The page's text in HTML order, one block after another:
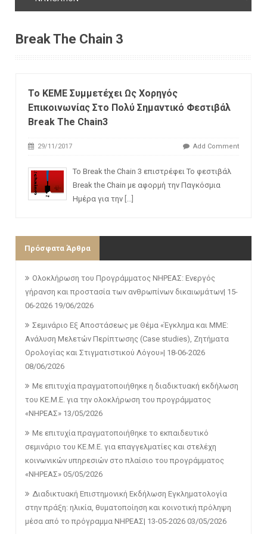
Break The Chain 3
Το ΚΕΜΕ Συμμετέχει Ως Χορηγός
Επικοινωνίας Στο Πολύ Σημαντικό Φεστιβάλ
Break The Chain3
29/11/2017 Add Comment
Το Break the Chain 3 επιστρέφει Το φεστιβάλ
Break the Chain με αφορμή την Παγκόσμια
Ημέρα για την [...]
Πρόσφατα Άρθρα
Ολοκλήρωση του Προγράμματος ΝΗΡΕΑΣ: Ενεργός
γήρανση και προστασία των ανθρωπίνων δικαιωμάτων| 15-
06-2026 19/06/2026
Σεμινάριο Εξ Αποστάσεως με Θέμα «Έγκλημα και ΜΜΕ:
Ανάλυση Μελετών Περίπτωσης (Case studies), Ζητήματα
Ορολογίας και Στιγματιστικού Λόγου»| 18-06-2026
08/06/2026
Με επιτυχία πραγματοποιήθηκε η διαδικτυακή εκδήλωση
του ΚΕ.Μ.Ε. για την ολοκλήρωση του προγράμματος
«ΝΗΡΕΑΣ» 13/05/2026
Με επιτυχία πραγματοποιήθηκε το εκπαιδευτικό
σεμινάριο του ΚΕ.Μ.Ε. για επαγγελματίες και στελέχη
κοινωνικών υπηρεσιών στο πλαίσιο του προγράμματος
«ΝΗΡΕΑΣ» 05/05/2026
Διαδικτυακή Επιστημονική Εκδήλωση Εγκληματολογία
στην πράξη: ηλικία, θυματοποίηση και κοινοτική πρόληψη
μέσα από το πρόγραμμα ΝΗΡΕΑΣ| 13-05-2026 03/05/2026